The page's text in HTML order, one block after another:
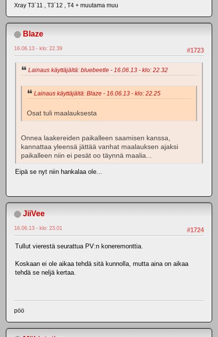
Xray T3´11 , T3´12 , T4 + muutama muu
Blaze
#1723
16.06.13 - klo: 22.39
Lainaus käyttäjältä: bluebeetle - 16.06.13 - klo: 22.32
Lainaus käyttäjältä: Blaze - 16.06.13 - klo: 22.25
Osat tuli maalauksesta
Onnea laakereiden paikalleen saamisen kanssa,
kannattaa yleensä jättää vanhat maalauksen ajaksi
paikalleen niin ei pesät oo täynnä maalia...
Eipä se nyt niin hankalaa ole...
JiiVee
#1724
16.06.13 - klo: 23.01
Tullut vierestä seurattua PV:n koneremonttia.
Koskaan ei ole aikaa tehdä sitä kunnolla, mutta aina on aikaa
tehdä se neljä kertaa.
pöö